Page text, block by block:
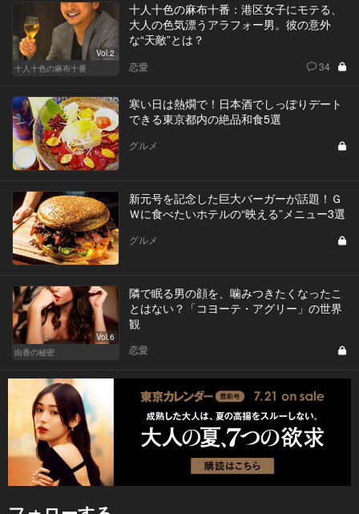
Vol.2
十人十色の麻布十番
十人十色の麻布十番：港区女子にモテる、
大人の色気漂うアラフォー男。彼の意外
な“天敵”とは？
恋愛 34
寒い日は熱燗で！日本酒でしっぽりデート
できる東京都内の絶品和食5選
グルメ
新元号を記念した巨大バーガーが話題！Ｇ
Ｗに食べたいホテルの“映える”メニュー3選
グルメ
Vol.6
由香の秘密
隣で眠る男の顔を、噛みつきたくなったこ
とはない？「コヨーテ・アグリー」の世界
観
恋愛